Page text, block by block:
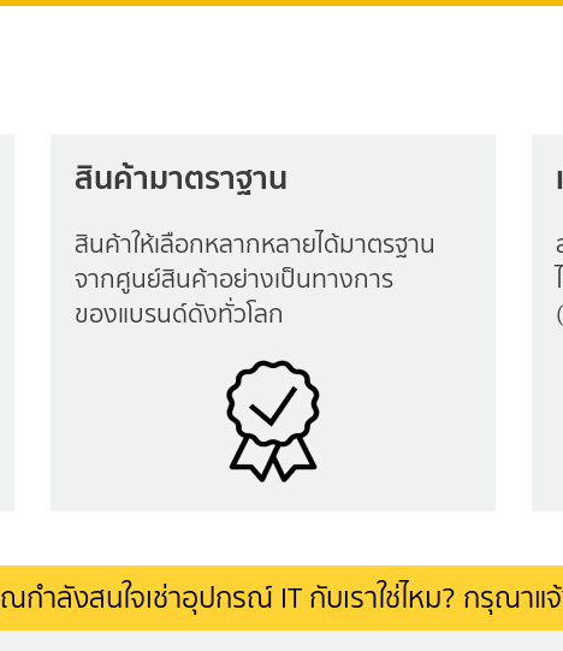
สินค้ามาตราฐาน
สินค้าให้เลือกหลากหลายได้มาตรฐาน
จากศูนย์สินค้าอย่างเป็นทางการ
ของแบรนด์ดังทั่วโลก
ำลังสนใจเช่าอุปกรณ์ IT กับเราใช่ไหม? กรุณา